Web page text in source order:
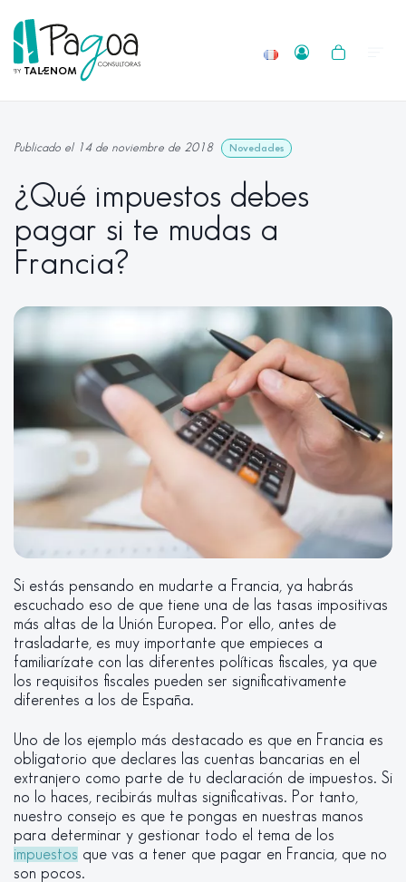
Publicado el 14 de noviembre de 2018 Novedades
¿Qué impuestos debes
pagar si te mudas a
Francia?
Si estás pensando en mudarte a Francia, ya habrás
escuchado eso de que tiene una de las tasas impositivas
más altas de la Unión Europea. Por ello, antes de
trasladarte, es muy importante que empieces a
familiarízate con las diferentes políticas fiscales, ya que
los requisitos fiscales pueden ser significativamente
diferentes a los de España.
Uno de los ejemplo más destacado es que en Francia es
obligatorio que declares las cuentas bancarias en el
extranjero como parte de tu declaración de impuestos. Si
no lo haces, recibirás multas significativas. Por tanto,
nuestro consejo es que te pongas en nuestras manos
para determinar y gestionar todo el tema de los
impuestos que vas a tener que pagar en Francia, que no
son pocos.